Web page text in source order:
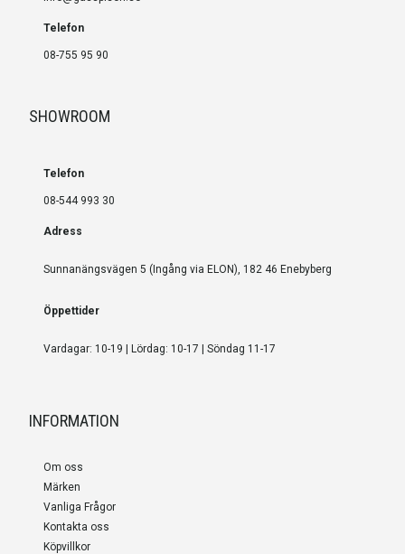
Telefon
08-755 95 90
SHOWROOM
Telefon
08-544 993 30
Adress
Sunnanängsvägen 5 (Ingång via ELON), 182 46 Enebyberg
Öppettider
Vardagar: 10-19 | Lördag: 10-17 | Söndag 11-17
INFORMATION
Om oss
Märken
Vanliga Frågor
Kontakta oss
Köpvillkor